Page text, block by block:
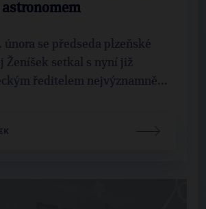
února se předseda plzeňské
Ženíšek setkal s nyní již
ředitelem nejvýznamně...